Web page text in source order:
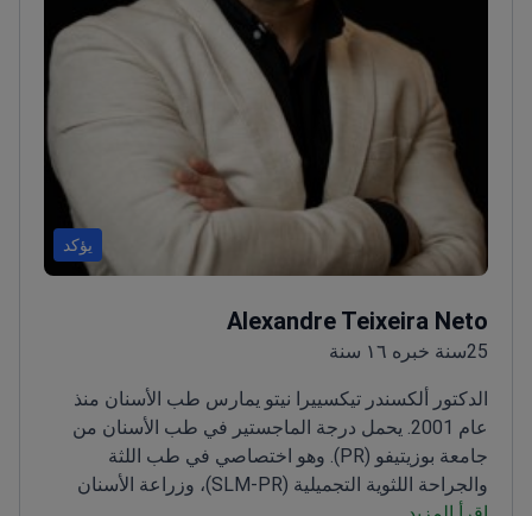
يؤكد
Alexandre Teixeira Neto
25سنة خبره ١٦ سنة
الدكتور ألكسندر تيكسييرا نيتو يمارس طب الأسنان منذ
عام 2001. يحمل درجة الماجستير في طب الأسنان من
جامعة بوزيتيفو (PR). وهو اختصاصي في طب اللثة
والجراحة اللثوية التجميلية (SLM-PR)، وزراعة الأسنان